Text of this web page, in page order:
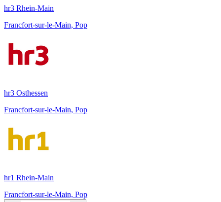
hr3 Rhein-Main
Francfort-sur-le-Main, Pop
hr3 Osthessen
Francfort-sur-le-Main, Pop
hr1 Rhein-Main
Francfort-sur-le-Main, Pop